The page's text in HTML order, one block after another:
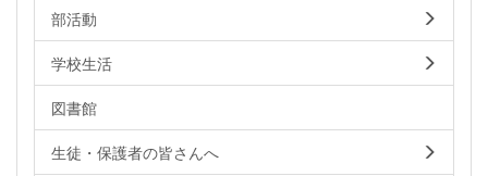
部活動
学校生活
図書館
生徒・保護者の皆さんへ